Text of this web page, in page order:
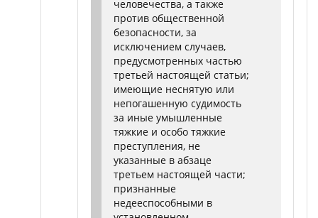
человечества, а также
против общественной
безопасности, за
исключением случаев,
предусмотренных частью
третьей настоящей статьи;
имеющие неснятую или
непогашенную судимость
за иные умышленные
тяжкие и особо тяжкие
преступления, не
указанные в абзаце
третьем настоящей части;
признанные
недееспособными в